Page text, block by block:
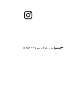
© 2026 Clineza. Feito porllewell™